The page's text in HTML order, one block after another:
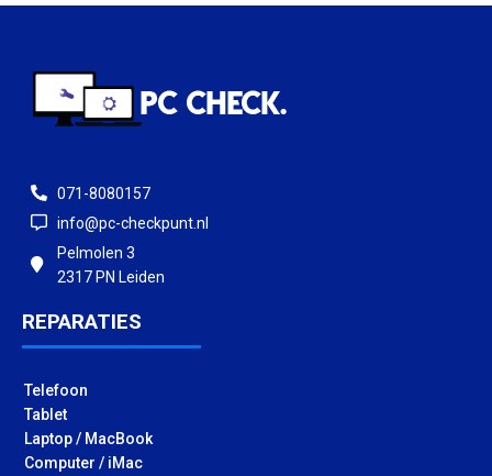
071-8080157
info@pc-checkpunt.nl
Pelmolen 3
2317 PN Leiden
REPARATIES
Telefoon
Tablet
Laptop / MacBook
Computer / iMac